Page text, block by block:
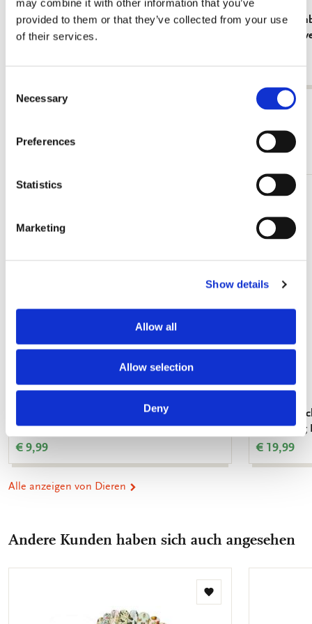
may combine it with other information that you’ve
provided to them or that they’ve collected from your use
of their services.
Selection
Necessary
Preferences
Statistics
Marketing
Show details
Allow all
Allow selection
Deny
Kühlschrankmagnet: Gouache from Leben?
oder Theater? Charlotte Salomon, JHM
Cremer in
Alle anzeigen von Cadeau voor haar
Mehr von Dieren
Wunschliste
hinzufügen
Plakat: Eiszeit, Harmen van Straaten,
Harmen van Straaten
€ 9,99
Tablett:
Sammlung
€ 19,99
Alle anzeigen von Dieren
Andere Kunden haben sich auch angesehen
Zur